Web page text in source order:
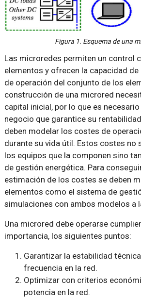
Figura 1. Esquema de una
Las microredes permiten un control
elementos y ofrecen la capacidad
de operación del conjunto de los
construcción de una microred
capital inicial, por lo que es
negocio que garantice su
deben modelar los costes de
durante su vida útil. Estos costes no
los equipos que la componen sino
de gestión energética. Para
estimación de los costes se deben
elementos como el sistema de
simulaciones con ambos modelos a
Una microred debe operarse
importancia, los siguientes puntos:
Garantizar la estabilidad
frecuencia en la red.
Optimizar con criterios
potencia en la red.